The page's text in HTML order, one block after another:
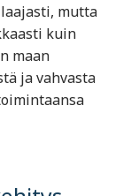
mutta
kuin
maan
ja vahvasta